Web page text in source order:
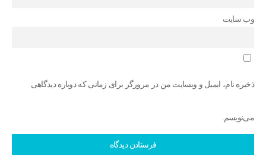
وب‌ سایت
ذخیره نام، ایمیل و وبسایت من در مرورگر برای زمانی که دوباره دیدگاهی
می‌نویسم.